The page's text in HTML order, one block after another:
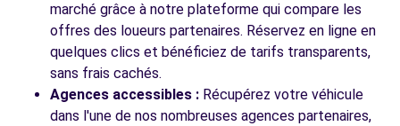
marché grâce à notre plateforme qui compare les
offres des loueurs partenaires. Réservez en ligne en
quelques clics et bénéficiez de tarifs transparents,
sans frais cachés.
Agences accessibles : Récupérez votre véhicule
dans l'une de nos nombreuses agences partenaires,